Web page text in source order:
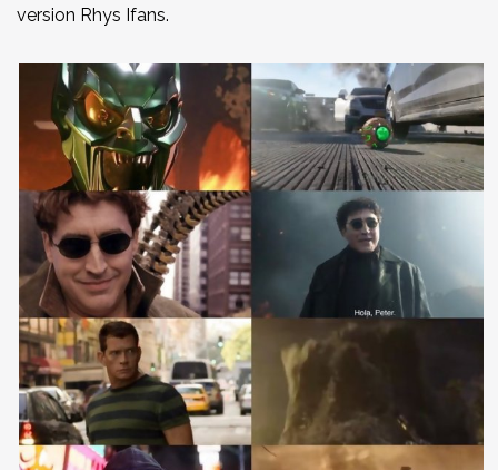
version Rhys Ifans.